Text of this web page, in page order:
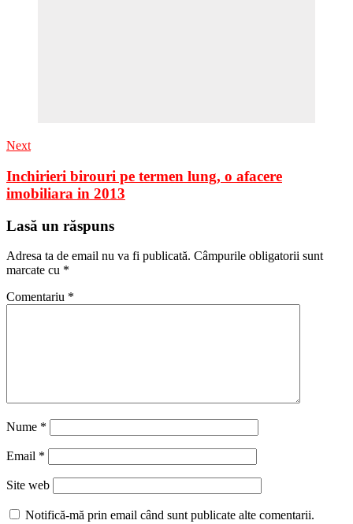
Next
Inchirieri birouri pe termen lung, o afacere
imobiliara in 2013
Lasă un răspuns
Adresa ta de email nu va fi publicată. Câmpurile obligatorii sunt
marcate cu *
Comentariu *
Nume *
Email *
Site web
Notifică-mă prin email când sunt publicate alte comentarii.